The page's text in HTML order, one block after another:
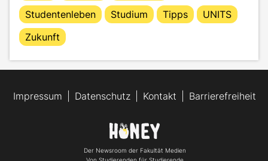
Studentenleben
Studium Tipps
UNITS
Zukunft
Der Newsroom der Fakultät Medien
Impressum Datenschutz Kontakt Barrierefreiheit